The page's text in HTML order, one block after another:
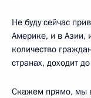
Не буду сейчас
Америке, и в Азии,
количество
странах, доходит
Скажем прямо, мы